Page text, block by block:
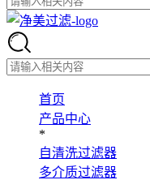
首页
产品中心
*
自清洗过滤器
多介质过滤器